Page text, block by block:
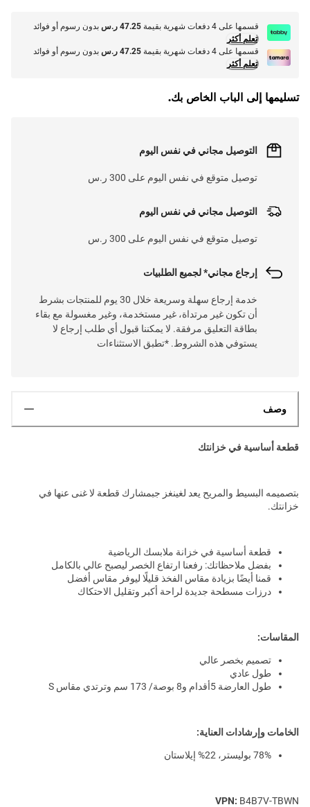
قسمها على 4 دفعات شهرية بقيمة 47.25 ر.س
بدون رسوم أو فوائد
تعلم أكثر
قسمها على 4 دفعات شهرية بقيمة
47.25 ر.س
بدون رسوم أو فوائد
تعلم أكثر
تسليمها إلى الباب الخاص بك.
التوصيل مجاني في نفس اليوم
توصيل متوقع في نفس اليوم على 300 ر.س
التوصيل مجاني في نفس اليوم
توصيل متوقع في نفس اليوم على 300 ر.س
إرجاع مجاني* لجميع الطلبيات
خدمة إرجاع سهلة وسريعة خلال 30 يوم للمنتجات بشرط
أن تكون غير مرتداة، غير مستخدمة، وغير مغسولة مع بقاء
بطاقة التعليق مرفقة. لا يمكننا قبول أي طلب إرجاع لا
يستوفي هذه الشروط. *تطبق الاستثناءات
وصف
قطعة أساسية في خزانتك
بتصميمه البسيط والمريح يعد لغينغز جبمشارك قطعة لا غنى عنها في
خزانتك.
قطعة أساسية في خزانة ملابسك الرياضية
بفضل ملاحظاتك: رفعنا ارتفاع الخصر ليصبح عالي بالكامل
قمنا أيضًا بزيادة مقاس الفخذ قليلًا ليوفر مقاس أفضل
درزات مسطحة جديدة لراحة أكبر وتقليل الاحتكاك
المقاسات:
تصميم بخصر عالي
طول عادي
طول العارضة 5أقدام و8 بوصة/ 173 سم وترتدي مقاس S
الخامات وإرشادات العناية:
78% بوليستر، 22% إيلاستان
VPN: B4B7V-TBWN